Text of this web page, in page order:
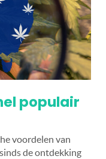
populair
voordelen van
de ontdekking